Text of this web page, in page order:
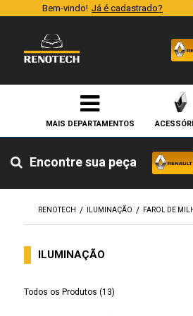
Bem-vindo! Já é cadastrado?
Encontre sua peça
RENOTECH ILUMINAÇÃO FAROL DE
ILUMINAÇÃO
Todos os Produtos (13)